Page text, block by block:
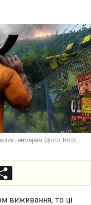
геймерам (фото: Rock
виживання, то ці